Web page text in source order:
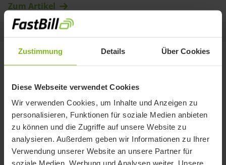
Zustimmung Details Über Cookies
Diese Webseite verwendet Cookies
Wir verwenden Cookies, um Inhalte und Anzeigen zu
personalisieren, Funktionen für soziale Medien anbieten
zu können und die Zugriffe auf unsere Website zu
analysieren. Außerdem geben wir Informationen zu Ihrer
Verwendung unserer Website an unsere Partner für
soziale Medien, Werbung und Analysen weiter. Unsere
Zum Artikel